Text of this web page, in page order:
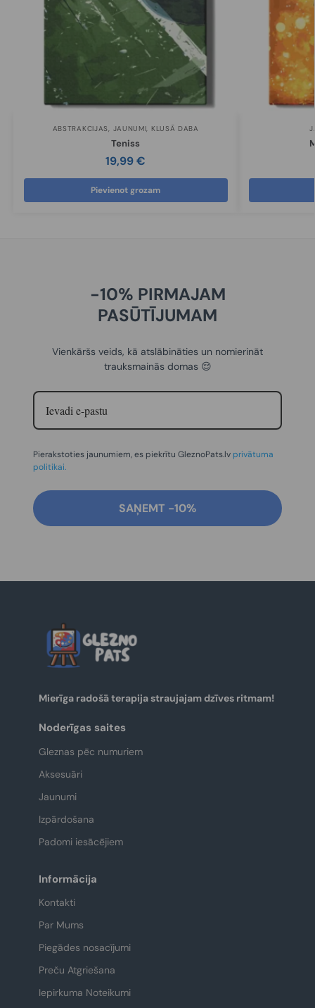
ABSTRAKCIJAS, JAUNUMI, KLUSĀ DABA
Teniss
19,99€
Pievienot grozam
-10% PIRMAJAM
PASŪTĪJUMAM
Vienkāršs veids, kā atslābināties un nomierināt
trauksmainās domas 😌
Pierakstoties jaunumiem, es piekrītu GleznoPats.lv privātuma
politikai.
SAŅEMT -10%
Mierīga radošā terapija straujajam dzīves ritmam!
Noderīgas saites
Gleznas pēc numuriem
Aksesuāri
Jaunumi
Izpārdošana
Padomi iesācējiem
Informācija
Kontakti
Par Mums
Piegādes nosacījumi
Preču Atgriešana
Iepirkuma Noteikumi